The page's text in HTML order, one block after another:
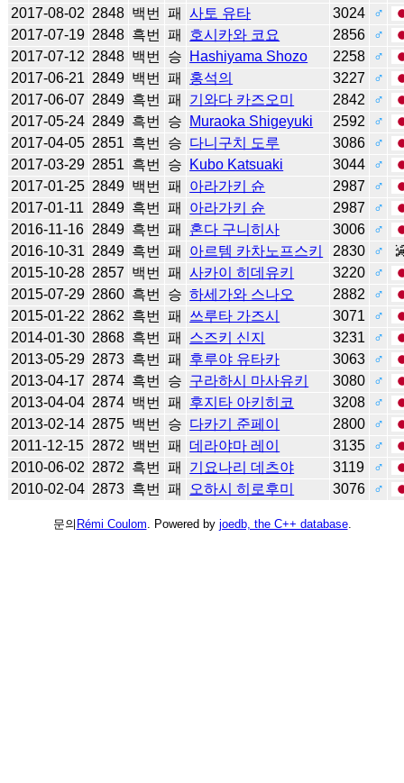
2017-08-02 2848 백번 패 사토 유타 3024
♂
2017-07-19 2848 흑번 패 호시카와 코요 2856
♂
2017-07-12 2848 백번 승 Hashiyama Shozo 2258
♂
2017-06-21 2849 백번 패 홍석의 3227
♂
2017-06-07 2849 흑번 패 기와다 카즈오미 2842
♂
2017-05-24 2849 흑번 승 Muraoka Shigeyuki 2592
♂
2017-04-05 2851 흑번 승 다니구치 도루 3086
♂
2017-03-29 2851 흑번 승 Kubo Katsuaki 3044
♂
2017-01-25 2849 백번 패 아라가키 슌 2987
♂
2017-01-11
2849 흑번 패 아라가키 슌 2987
♂
2016-11-16 2849 흑번 패 혼다 구니히사 3006
♂
2016-10-31 2849 흑번 패 아르템 카차노프스키 2830
♂
2015-10-28 2857 백번 패 사카이 히데유키 3220
♂
2015-07-29 2860 흑번 승 하세가와 스나오 2882
♂
2015-01-22 2862 흑번 패 쓰루타 가즈시 3071
♂
2014-01-30 2868 흑번 패 스즈키 신지 3231
♂
2013-05-29 2873 흑번 패 후루야 유타카 3063
♂
2013-04-17 2874 흑번 승 구라하시 마사유키 3080
♂
2013-04-04 2874 백번 패 후지타 아키히코 3208
♂
2013-02-14 2875 백번 승 다카기 준페이 2800
♂
2011-12-15 2872 백번 패 데라야마 레이 3135
♂
2010-06-02 2872 흑번 패 기요나리 데츠야 3119
♂
2010-02-04 2873 흑번 패 오하시 히로후미 3076 ♂
문의 Rémi Coulom . Powered by joedb, the C++ database.